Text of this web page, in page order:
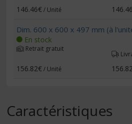
146.46€/ Unité
Dim. 600 x 600 x 497 mm (à
En stock
Retrait gratuit
156.82€/ Unité
Caractéristiques